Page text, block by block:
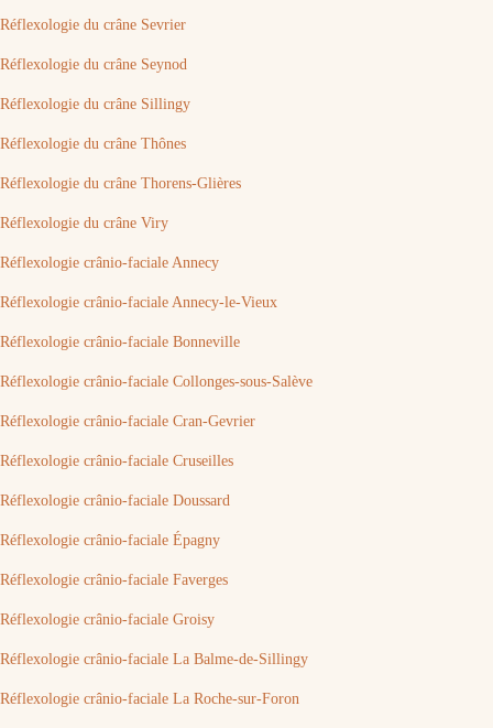
Réflexologie du crâne Sevrier
Réflexologie du crâne Seynod
Réflexologie du crâne Sillingy
Réflexologie du crâne Thônes
Réflexologie du crâne Thorens-Glières
Réflexologie du crâne Viry
Réflexologie crânio-faciale Annecy
Réflexologie crânio-faciale Annecy-le-Vieux
Réflexologie crânio-faciale Bonneville
Réflexologie crânio-faciale Collonges-sous-Salève
Réflexologie crânio-faciale Cran-Gevrier
Réflexologie crânio-faciale Cruseilles
Réflexologie crânio-faciale Doussard
Réflexologie crânio-faciale Épagny
Réflexologie crânio-faciale Faverges
Réflexologie crânio-faciale Groisy
Réflexologie crânio-faciale La Balme-de-Sillingy
Réflexologie crânio-faciale La Roche-sur-Foron